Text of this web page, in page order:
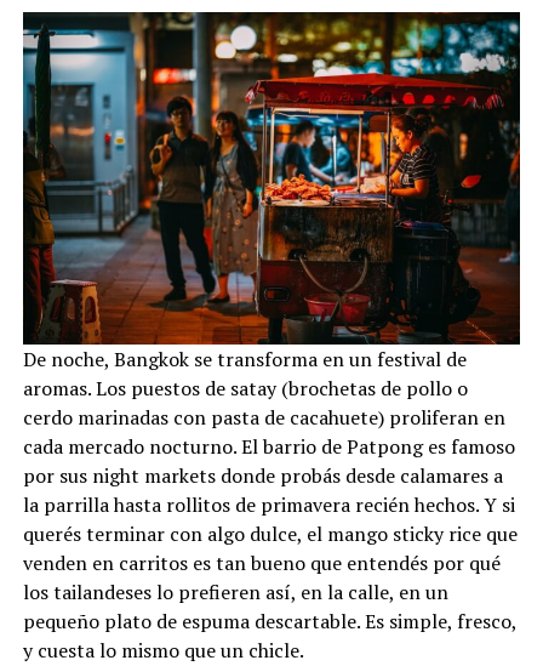
De noche, Bangkok se transforma en un festival de
aromas. Los puestos de satay (brochetas de pollo o
cerdo marinadas con pasta de cacahuete) proliferan en
cada mercado nocturno. El barrio de Patpong es famoso
por sus night markets donde probás desde calamares a
la parrilla hasta rollitos de primavera recién hechos. Y si
querés terminar con algo dulce, el mango sticky rice que
venden en carritos es tan bueno que entendés por qué
los tailandeses lo prefieren así, en la calle, en un
pequeño plato de espuma descartable. Es simple, fresco,
y cuesta lo mismo que un chicle.